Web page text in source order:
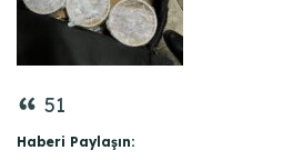
51
Haberi Paylaşın: